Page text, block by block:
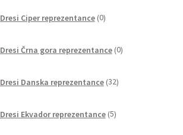
Dresi Ciper reprezentance 0izdelkov
Dresi Črna gora reprezentance 0izdelkov
Dresi Danska reprezentance 32izdelkov
Dresi Ekvador reprezentance 5izdelkov